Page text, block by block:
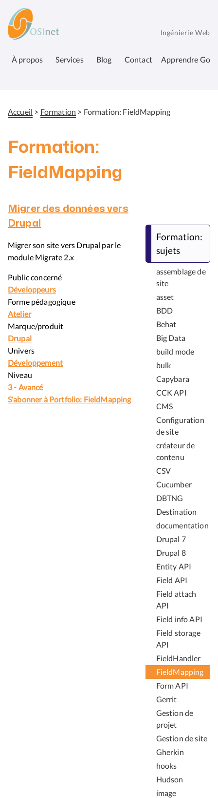
contenu
principal
Ingénierie Web
À propos Services Blog Contact Apprendre Go
Fil
Accueil Formation Formation: FieldMapping
Formation:
FieldMapping
Migrer des données vers
Drupal
Migrer son site vers Drupal par le
module Migrate 2.x
Public concerné
Développeurs
Forme pédagogique
Atelier
Marque/produit
Drupal
Univers
Développement
Niveau
3 - Avancé
S'abonner à Portfolio: FieldMapping
Formation:
sujets
assemblage de
site
asset
BDD
Behat
Big Data
build mode
bulk
Capybara
CCK API
CMS
Configuration
de site
créateur de
contenu
CSV
Cucumber
DBTNG
Destination
documentation
Drupal 7
Drupal 8
Entity API
Field API
Field attach
API
Field info API
Field storage
API
FieldHandler
FieldMapping
Form API
Gerrit
Gestion de
projet
Gestion de site
Gherkin
hooks
Hudson
image